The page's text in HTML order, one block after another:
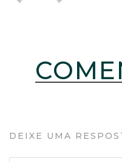
DEIXE UMA